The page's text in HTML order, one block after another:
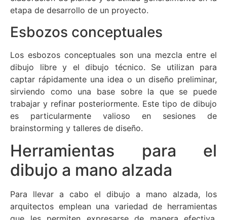
etapa de desarrollo de un proyecto.
Esbozos conceptuales
Los esbozos conceptuales son una mezcla entre el
dibujo libre y el dibujo técnico. Se utilizan para
captar rápidamente una idea o un diseño preliminar,
sirviendo como una base sobre la que se puede
trabajar y refinar posteriormente. Este tipo de dibujo
es particularmente valioso en sesiones de
brainstorming y talleres de diseño.
Herramientas para el
dibujo a mano alzada
Para llevar a cabo el dibujo a mano alzada, los
arquitectos emplean una variedad de herramientas